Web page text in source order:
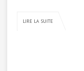
LIRE LA SUITE